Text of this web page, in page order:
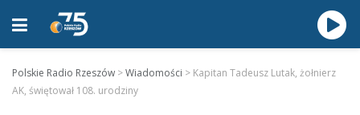
Polskie Radio Rzeszów >Wiadomości > Kapitan Tadeusz Lutak, żołnierz
AK, świętował 108. urodziny